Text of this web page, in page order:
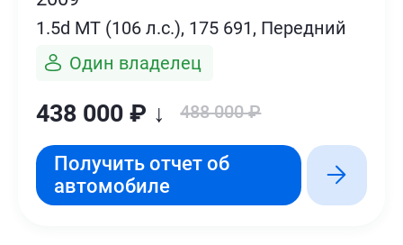
1.5d MT (106 л.с.), 175 691, Передний
Один владелец
438 000 ₽ ↓ 488 000 ₽
Получить отчет об
автомобиле